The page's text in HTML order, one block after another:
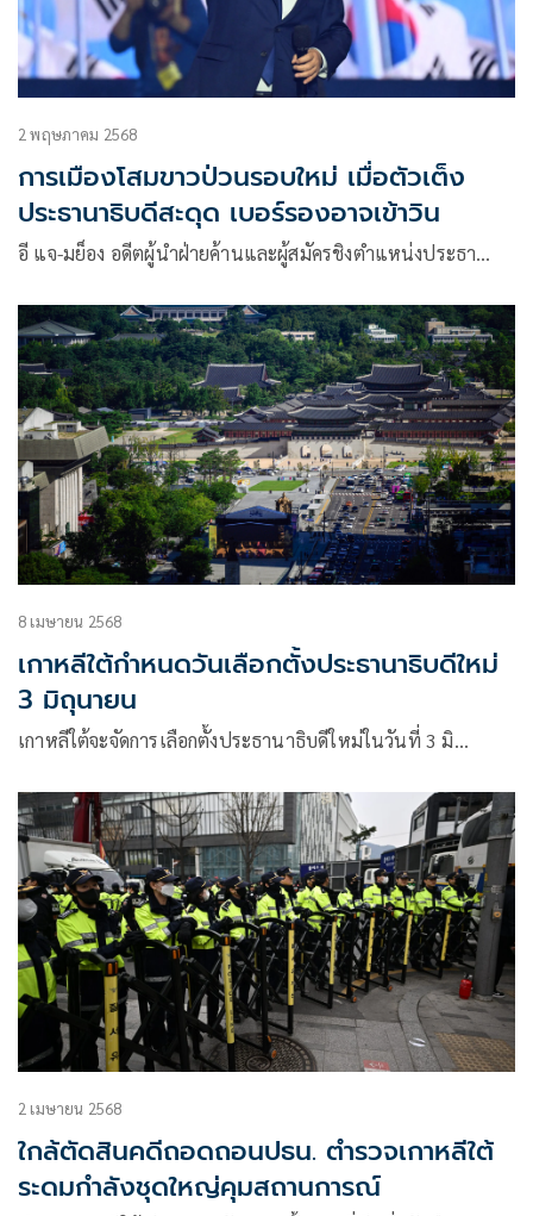
2 พฤษภาคม 2568
การเมืองโสมขาวป่วนรอบใหม่ เมื่อตัวเต็ง
ประธานาธิบดีสะดุด เบอร์รองอาจเข้าวิน
อี แจ-มย็อง อดีตผู้นำฝ่ายค้านและผู้สมัครชิงตำแหน่งประธา…
8 เมษายน 2568
เกาหลีใต้กำหนดวันเลือกตั้งประธานาธิบดีใหม่
3 มิถุนายน
เกาหลีใต้จะจัดการเลือกตั้งประธานาธิบดีใหม่ในวันที่ 3 มิ…
2 เมษายน 2568
ใกล้ตัดสินคดีถอดถอนปธน. ตำรวจเกาหลีใต้
ระดมกำลังชุดใหญ่คุมสถานการณ์